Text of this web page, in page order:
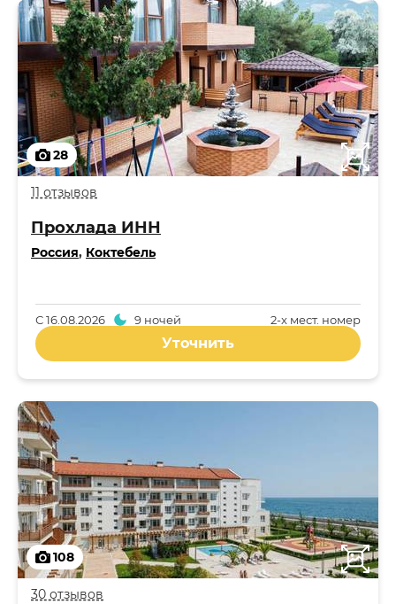
28
11 отзывов
Прохлада ИНН
Россия, Коктебель
2-x мест. номер
С16.08.2026 9 ночей
Уточнить
108
30 отзывов